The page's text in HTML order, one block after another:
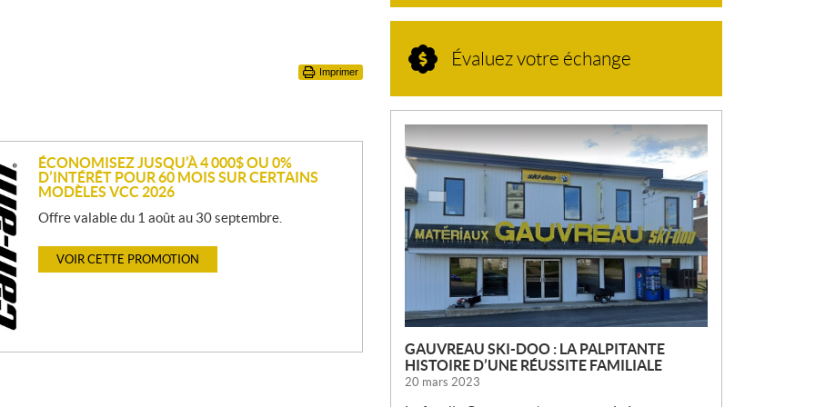
Imprimer
ÉCONOMISEZ JUSQU’À 4 000$ OU 0%
D’INTÉRÊT POUR 60 MOIS SUR CERTAINS
MODÈLES VCC 2026
Offre valable du 1 août au 30 septembre.
VOIR CETTE PROMOTION
Évaluez votre échange
N
O
U
V
E
L
L
GAUVREAU SKI-DOO : LA PALPITANTE
HISTOIRE D’UNE RÉUSSITE FAMILIALE
20 mars 2023